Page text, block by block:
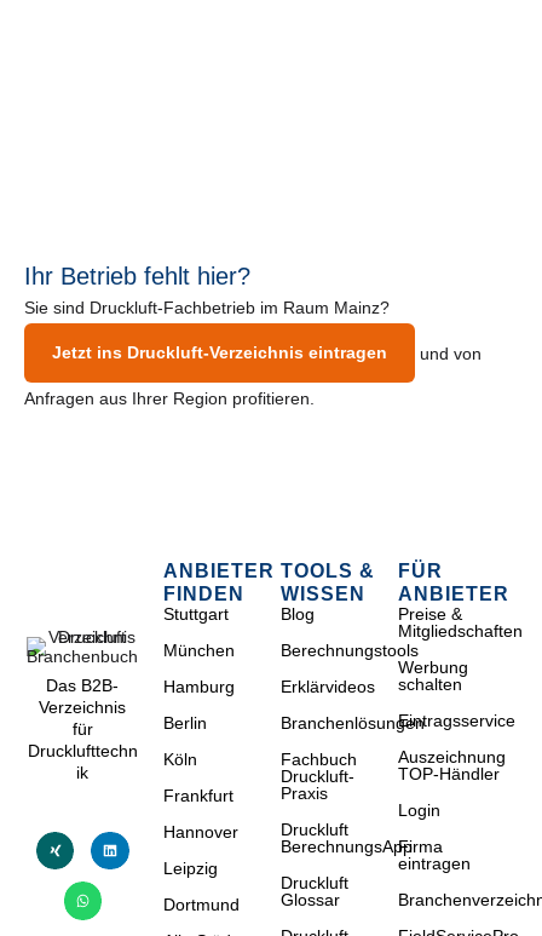
Ihr Betrieb fehlt hier?
Sie sind Druckluft-Fachbetrieb im Raum Mainz?
Jetzt ins Druckluft-Verzeichnis eintragen und von
Anfragen aus Ihrer Region profitieren.
Das B2B-
Verzeichnis
für
Drucklufttechn
ik
ANBIETER
FINDEN
Stuttgart
München
Hamburg
Berlin
Köln
Frankfurt
Hannover
Leipzig
Dortmund
TOOLS &
WISSEN
Blog
Berechnungstools
Erklärvideos
Branchenlösungen
Fachbuch
Druckluft-
Praxis
Druckluft
BerechnungsApp
Druckluft
Glossar
FÜR
ANBIETER
Preise &
Mitgliedschaften
Werbung
schalten
Eintragsservice
Auszeichnung
TOP-Händler
Login
Firma
eintragen